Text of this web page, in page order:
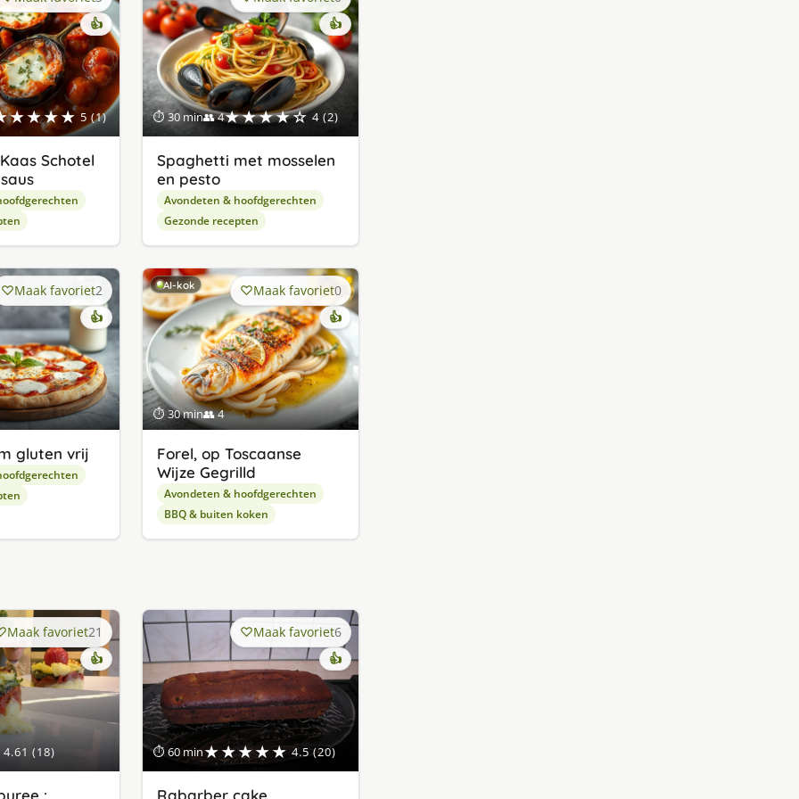
5 (1)
👍
Schotel
⏱ 30 min👥 4★★★★☆ 4 (2)
👍
Spaghetti met mosselen
en pesto
Avondeten & hoofdgerechten
Gezonde recepten
Maak favoriet2
👍
gluten vrij
AI-kok
⏱ 30 min👥 4
Maak favoriet0
👍
Forel, op Toscaanse
Wijze Gegrilld
Avondeten & hoofdgerechten
BBQ & buiten koken
4.61 (18)
Maak favoriet21
👍
:
⏱ 60 min★★★★★ 4.5 (20)
Maak favoriet6
👍
Rabarber cake